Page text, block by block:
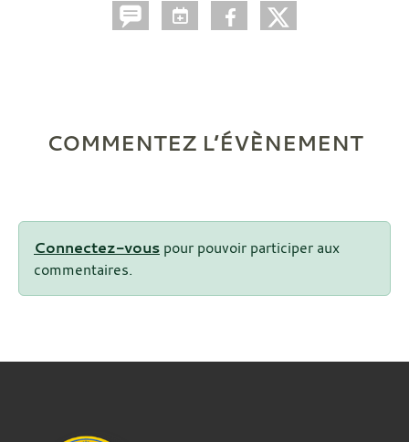
COMMENTEZ L’ÉVÈNEMENT
Connectez-vous pour pouvoir participer aux
commentaires.